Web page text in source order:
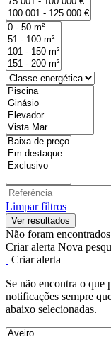
Limpar filtros
Não foram
Criar alerta Nova
Criar alerta
Se não encontra o que
notificações sempre
abaixo selecionadas.